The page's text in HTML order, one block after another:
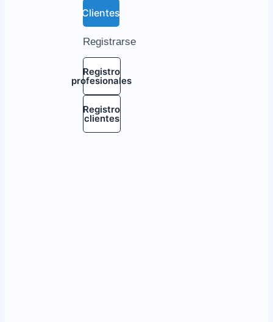
Clientes
Registrarse
Registro
profesionales
Registro
clientes